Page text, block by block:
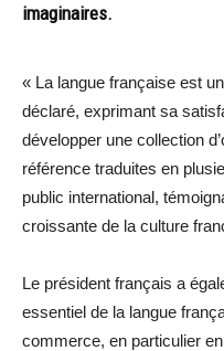
imaginaires.
« La langue française est
déclaré, exprimant sa
développer une collection
référence traduites en
public international,
croissante de la culture
Le président français a
essentiel de la langue
commerce, en particulier